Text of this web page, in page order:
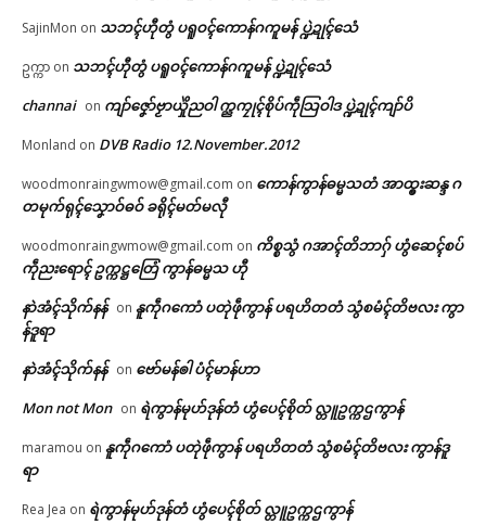
SajinMon on သဘၚ်ဟီုတွံ ပရူဝၚ်ကောန်ဂကူမန် ပ္ဍဲဍုၚ်သေံ
ဥက္ကာ on သဘၚ်ဟီုတွံ ပရူဝၚ်ကောန်ဂကူမန် ပ္ဍဲဍုၚ်သေံ
channai on ကျာ်ဇၞော်ဗၟာယှိုဲညဝါ က္ညကၠုၚ်စိုပ်ကဵုသြဝါဒ ပ္ဍဲဍုၚ်ကျာ်ပိ
Monland on DVB Radio 12.November.2012
woodmonraingwmow@gmail.com on ကောန်ကွာန်ဓမ္မသတံ အာထ္ၜးဆန္ဒ ဂ
တမုက်ရုၚ်သၞောဝ်ဓဝ် ခရိုၚ်မတ်မလီု
woodmonraingwmow@gmail.com on ကိစ္စသွံ ဂအာၚ်တိဘာဂှ် ဟွံဆေၚ်စပ်
ကဵုညးရောၚ် ဥက္ကဋ္ဌတြေံ ကွာန်ဓမ္မသ ဟီု
နာဲအံၚ်သိုက်နန် on နူကဵုဂကောံ ပတုဲဖဵုကွာန် ပရဟိတတံ သွံစမံၚ်တိဗလး ကွာ
န်ဒူရာ
နာဲအံၚ်သိုက်နန် on ဗော်မန်ၜါ ပံၚ်မာန်ဟာ
Mon not Mon on ရဲကွာန်မုဟ်ဒုန်တံ ဟွံပေၚ်စိုတ် လ္တူဥက္ကဌကွာန်
maramou on နူကဵုဂကောံ ပတုဲဖဵုကွာန် ပရဟိတတံ သွံစမံၚ်တိဗလး ကွာန်ဒူ
ရာ
Rea Jea on ရဲကွာန်မုဟ်ဒုန်တံ ဟွံပေၚ်စိုတ် လ္တူဥက္ကဌကွာန်